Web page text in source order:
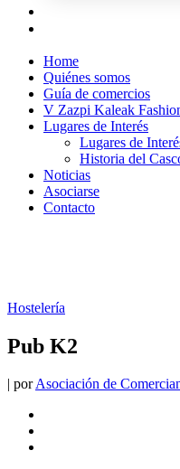
Home
Quiénes somos
Guía de comercios
V Zazpi Kaleak
Lugares de Interés
Lugares de
Historia del
Noticias
Asociarse
Contacto
Hostelería
Pub K2
| porAsociación de